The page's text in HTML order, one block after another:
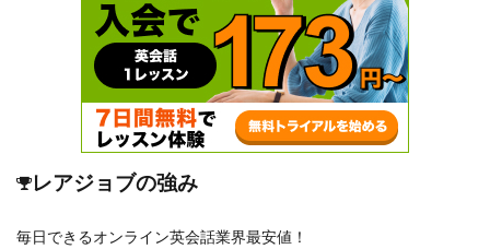
レアジョブの強み
毎日できるオンライン英会話業界最安値！